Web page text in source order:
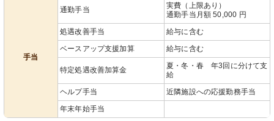
手当
通勤手当
実費（上限あり）
通勤手当月額 50,000 円
処遇改善手当
給与に含む
ベースアップ支援加算
給与に含む
特定処遇改善加算金
夏・冬・春 年3回に分けて支
給
ヘルプ手当
近隣施設への応援勤務手当
年末年始手当